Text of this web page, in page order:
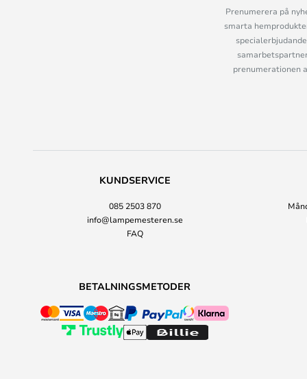
Prenumerera på
smarta
prenumerationen
KUNDSERVICE
085 2503 870
info@lampemesteren.se
FAQ
BETALNINGSMETODER